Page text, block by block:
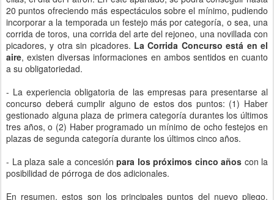
20 puntos ofreciendo más espectáculos sobre el mínimo, pudiendo
incorporar a la temporada un festejo más por categoría, o sea, una
corrida de toros, una corrida del arte del rejoneo, una novillada con
picadores, y otra sin picadores. La Corrida Concurso está en el
aire, existen diversas informaciones en ambos sentidos en cuanto
a su obligatoriedad.
- La experiencia obligatoria de las empresas para presentarse al
concurso deberá cumplir alguno de estos dos puntos: (1) Haber
gestionado alguna plaza de primera categoría durantes los últimos
tres años, o (2) Haber programado un mínimo de ocho festejos en
plazas de segunda categoría durante los últimos cinco años.
- La plaza sale a concesión para los próximos cinco años con la
posibilidad de pórroga de dos adicionales.
En resumen, estos son los principales puntos del nuevo pliego.